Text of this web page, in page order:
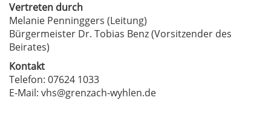
Vertreten durch
Melanie Penninggers (Leitung)
Bürgermeister Dr. Tobias Benz (Vorsitzender des
Beirates)
Kontakt
Telefon: 07624 1033
E-Mail: vhs@grenzach-wyhlen.de